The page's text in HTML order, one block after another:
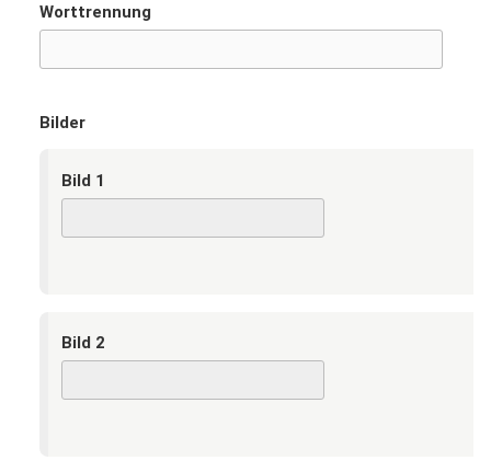
Worttrennung
Bilder
Bild 1
Bild 2